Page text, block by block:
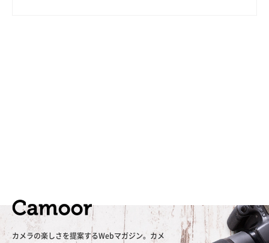
カメラの楽しさを提案するWebマガジン。カメ